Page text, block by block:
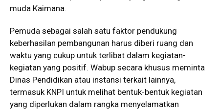
muda Kaimana.
Pemuda sebagai salah satu faktor pendukung
keberhasilan pembangunan harus diberi ruang dan
waktu yang cukup untuk terlibat dalam kegiatan-
kegiatan yang positif. Wabup secara khusus meminta
Dinas Pendidikan atau instansi terkait lainnya,
termasuk KNPI untuk melihat bentuk-bentuk kegiatan
yang diperlukan dalam rangka menyelamatkan